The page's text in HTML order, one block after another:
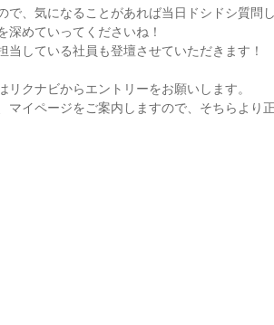
、気になることがあれば当日ドシドシ質問し
めていってくださいね！
している社員も登壇させていただきます！
クナビからエントリーをお願いします。
マイページをご案内しますので、そちらより